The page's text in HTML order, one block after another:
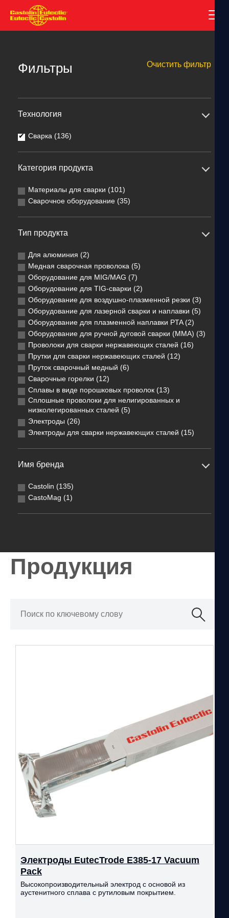
Фильтры Очистить фильтр
Технология
Сварка (136)
Категория продукта
Материалы для сварки (101)
Сварочное оборудование (35)
Тип продукта
Для алюминия (2)
Медная сварочная проволока (5)
Оборудование для MIG/MAG (7)
Оборудование для TIG-сварки (2)
Оборудование для воздушно-плазменной резки (3)
Оборудование для лазерной сварки и наплавки (5)
Оборудование для плазменной наплавки PTA (2)
Оборудование для ручной дуговой сварки (MMA) (3)
Проволоки для сварки нержавеющих сталей (16)
Прутки для сварки нержавеющих сталей (12)
Пруток сварочный медный (6)
Сварочные горелки (12)
Сплавы в виде порошковых проволок (13)
Сплошные проволоки для нелигированных и
низколегированных сталей (5)
Электроды (26)
Электроды для сварки нержавеющих сталей (15)
Имя бренда
Castolin (135)
CastoMag (1)
Продукция
Электроды EutecTrode E385-17 Vacuum
Pack
Высокопроизводительный электрод с основой из
аустенитного сплава с рутиловым покрытием.